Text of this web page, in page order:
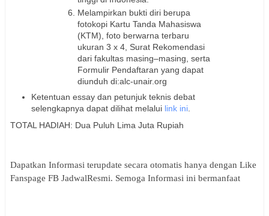
Melampirkan bukti diri berupa
fotokopi Kartu Tanda Mahasiswa
(KTM), foto berwarna terbaru
ukuran 3 x 4, Surat Rekomendasi
dari fakultas masing–masing, serta
Formulir Pendaftaran yang dapat
diunduh di:alc-unair.org
Ketentuan essay dan petunjuk teknis debat
selengkapnya dapat dilihat melalui link ini.
TOTAL HADIAH: Dua Puluh Lima Juta Rupiah
Dapatkan Informasi terupdate secara otomatis hanya dengan Like
Fanspage FB JadwalResmi. Semoga Informasi ini bermanfaat